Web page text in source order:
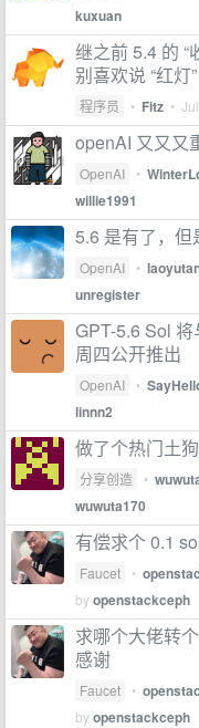
kuxuan
继之前 5.4 的 “
别喜欢说 “红灯”
程序员 • Fitz •
openAI 又又又
OpenAI •
willie1991
5.6 是有了，
OpenAI •
unregister
GPT-5.6 Sol
周四公开推出
OpenAI •
linnn2
做了个热门土
分享创造 •
wuwuta170
有偿求个 0.1
Faucet •
byopenstackceph
求哪个大佬转
感谢
Faucet •
byopenstackceph